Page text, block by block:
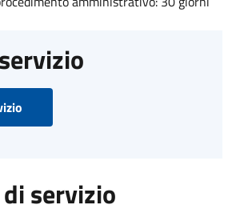
servizio